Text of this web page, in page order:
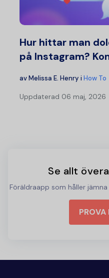
Hur hittar man
på Instagram?
avMelissa E. Henry i How To
Uppdaterad 06 maj, 2026
Se allt
Föräldraapp som håller
PROVA